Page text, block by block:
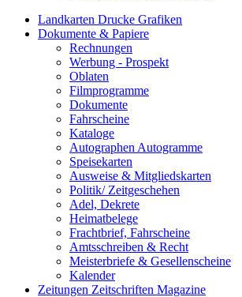
Landkarten Drucke Grafiken
Dokumente & Papiere
Rechnungen
Werbung - Prospekt
Oblaten
Filmprogramme
Dokumente
Fahrscheine
Kataloge
Autographen Autogramme
Speisekarten
Ausweise & Mitgliedskarten
Politik/ Zeitgeschehen
Adel, Dekrete
Heimatbelege
Frachtbrief, Fahrscheine
Amtsschreiben & Recht
Meisterbriefe & Gesellenscheine
Kalender
Zeitungen Zeitschriften Magazine